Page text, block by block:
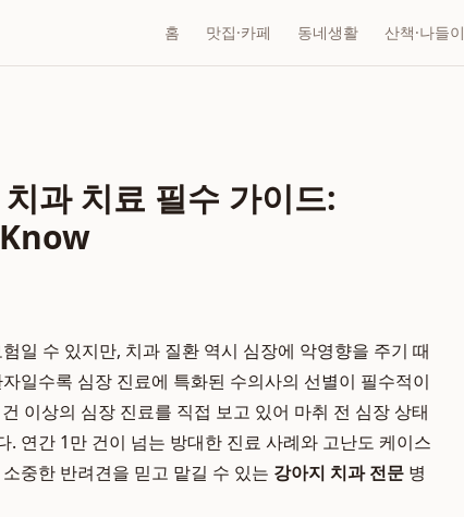
홈 맛집·카페 동네생활 산책·나들이
과 치료 필수 가이드:
일 수 있지만, 치과 질환 역시 심장에 악영향을 주기 때
일수록 심장 진료에 특화된 수의사의 선별이 필수적이
이상의 심장 진료를 직접 보고 있어 마취 전 심장 상태
연간 1만 건이 넘는 방대한 진료 사례와 고난도 케이스
중한 반려견을 믿고 맡길 수 있는 강아지 치과 전문 병